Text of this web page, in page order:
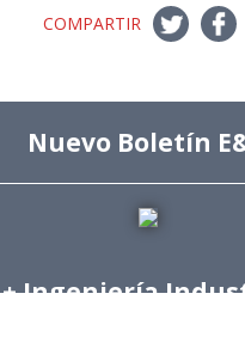
COMPARTIR
Nuevo Boletín
+ Ingeniería